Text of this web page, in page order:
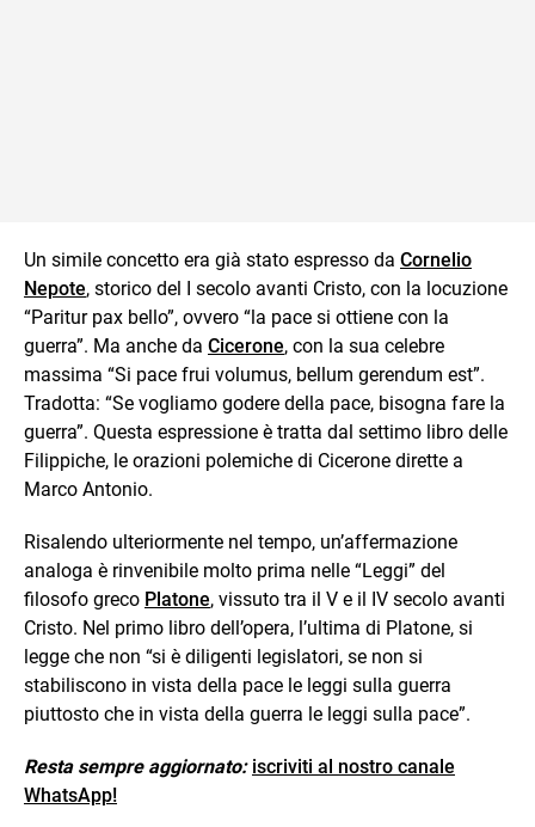
Un simile concetto era già stato espresso da Cornelio
Nepote, storico del I secolo avanti Cristo, con la locuzione
“Paritur pax bello”, ovvero “la pace si ottiene con la
guerra”. Ma anche da Cicerone, con la sua celebre
massima “Si pace frui volumus, bellum gerendum est”.
Tradotta: “Se vogliamo godere della pace, bisogna fare la
guerra”. Questa espressione è tratta dal settimo libro delle
Filippiche, le orazioni polemiche di Cicerone dirette a
Marco Antonio.
Risalendo ulteriormente nel tempo, un’affermazione
analoga è rinvenibile molto prima nelle “Leggi” del
filosofo greco Platone, vissuto tra il V e il IV secolo avanti
Cristo. Nel primo libro dell’opera, l’ultima di Platone, si
legge che non “si è diligenti legislatori, se non si
stabiliscono in vista della pace le leggi sulla guerra
piuttosto che in vista della guerra le leggi sulla pace”.
Resta sempre aggiornato: iscriviti al nostro canale
WhatsApp!